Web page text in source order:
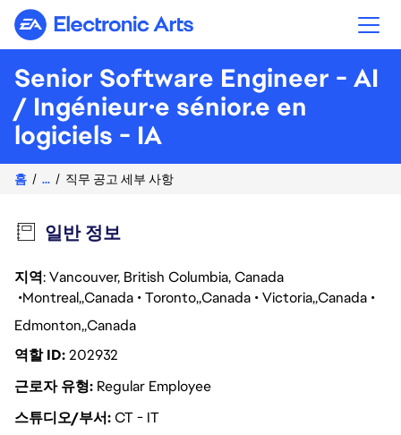
Electronic Arts
Senior Software Engineer - AI
/ Ingénieur·e sénior.e en
logiciels - IA
홈 ... 직무 공고 세부 사항
일반 정보
지역: Vancouver, British Columbia, Canada
Montreal Canada Toronto Canada Victoria Canada
Edmonton Canada
역할 ID202932
근로자 유형 Regular Employee
스튜디오/부서CT - IT